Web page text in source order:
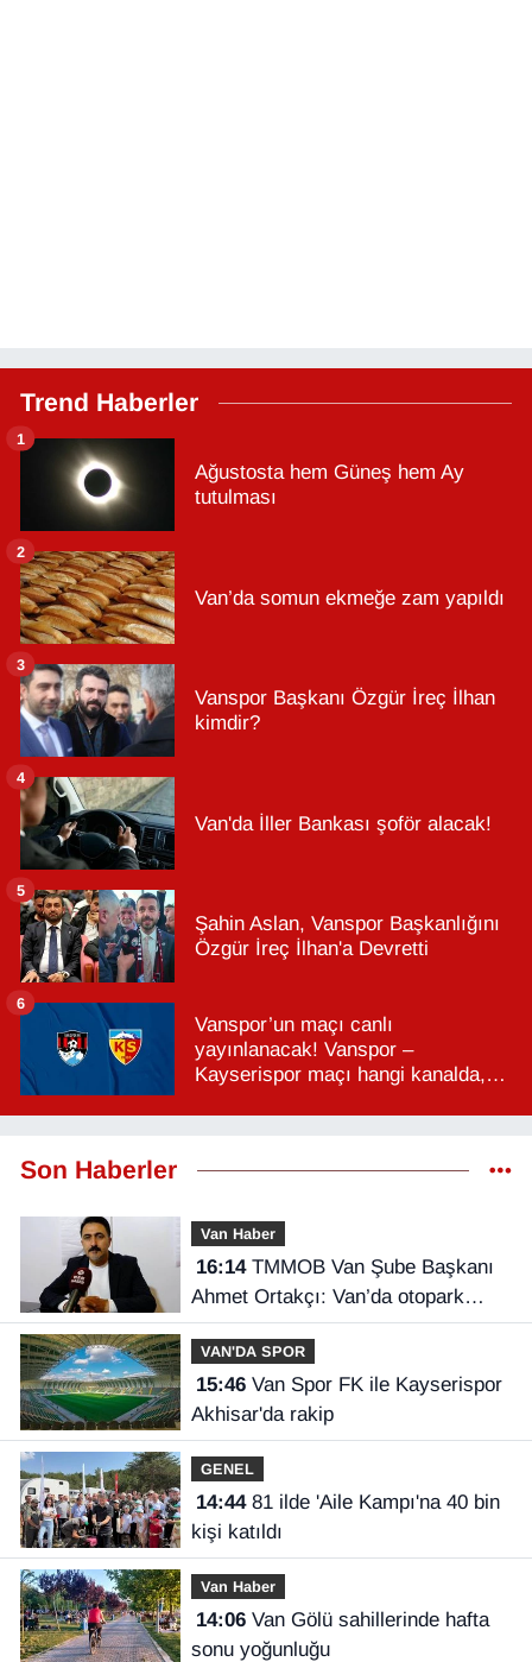
Trend Haberler
Ağustosta hem Güneş hem Ay
tutulması
1
Van’da somun ekmeğe zam yapıldı
2
Vanspor Başkanı Özgür İreç İlhan
kimdir?
3
Van'da İller Bankası şoför alacak!
4
Şahin Aslan, Vanspor Başkanlığını
Özgür İreç İlhan'a Devretti
5
Vanspor’un maçı canlı
yayınlanacak! Vanspor –
Kayserispor maçı hangi kanalda,
6
Son Haberler
Van Haber
16:14TMMOB Van Şube Başkanı
Ahmet Ortakçı: Van’da otopark
yetersizliği ciddi sorun!
VAN'DA SPOR
15:46Van Spor FK ile Kayserispor
Akhisar'da rakip
GENEL
14:4481 ilde 'Aile Kampı'na 40 bin
kişi katıldı
Van Haber
14:06Van Gölü sahillerinde hafta
sonu yoğunluğu